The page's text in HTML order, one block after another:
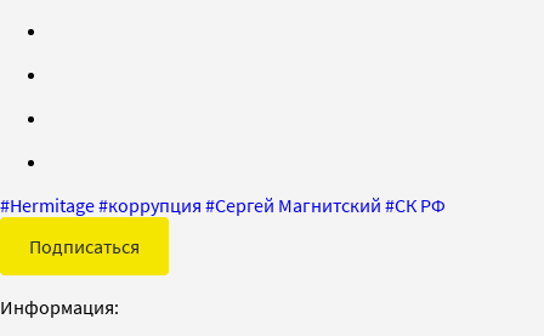
#Hermitage#коррупция #Сергей Магнитский #СК РФ
Подписаться
Информация: